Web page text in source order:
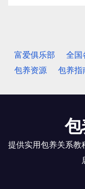
富爱俱乐部 全国
包养资源
包养指
提供实用包养关系教